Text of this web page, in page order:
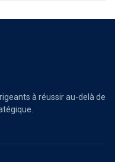
à réussir au-delà de